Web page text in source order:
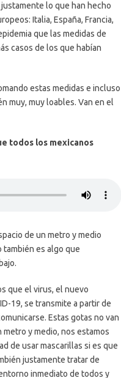
lo que han hecho
Italia, España, Francia,
que las medidas de
casos de los que habían
estas medidas e incluso
muy, muy loables. Van en el
todos los mexicanos
de un metro y medio
es algo que
que el virus, el nuevo
19, se transmite a partir de
Estas gotas no van
y medio, nos estamos
de usar mascarillas si es que
justamente tratar de
inmediato de todos y